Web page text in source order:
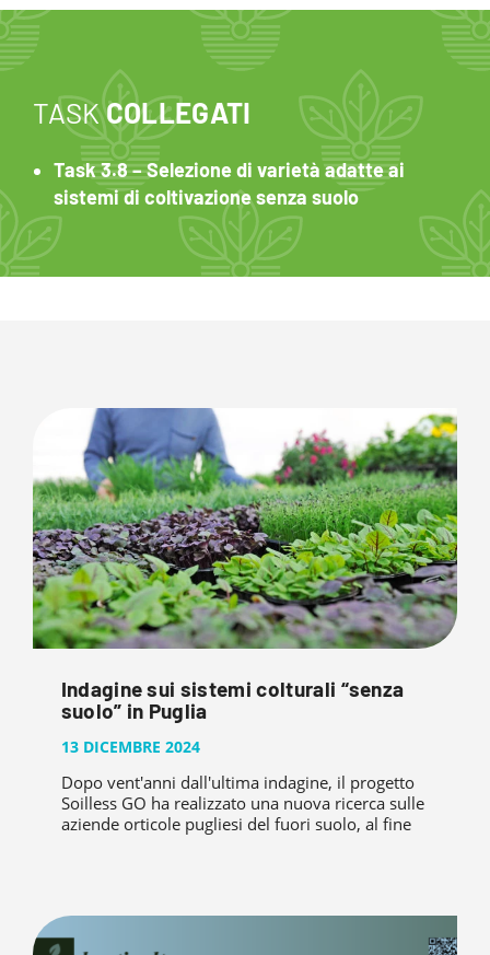
TASKCOLLEGATI
Task 3.8 – Selezione di varietà adatte ai
sistemi di coltivazione senza suolo
Indagine sui sistemi colturali “senza
suolo” in Puglia
13 DICEMBRE 2024
Dopo vent'anni dall'ultima indagine, il progetto
Soilless GO ha realizzato una nuova ricerca sulle
aziende orticole pugliesi del fuori suolo, al fine